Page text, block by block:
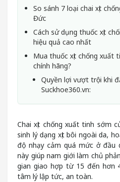
So sánh 7 loại chai xịt
Đức
Cách sử dụng thuốc xịt
hiệu quả cao nhất
Mua thuốc xịt chống xuất
chính hãng?
Quyền lợi vượt trội khi
Suckhoe360.vn:
Chai xịt chống xuất tinh sớm
sinh lý dạng xịt bôi ngoài da,
độ nhạy cảm quá mức ở đầu
này giúp nam giới làm chủ
gian giao hợp từ 15 đến hơn
tâm lý lập tức, an toàn.